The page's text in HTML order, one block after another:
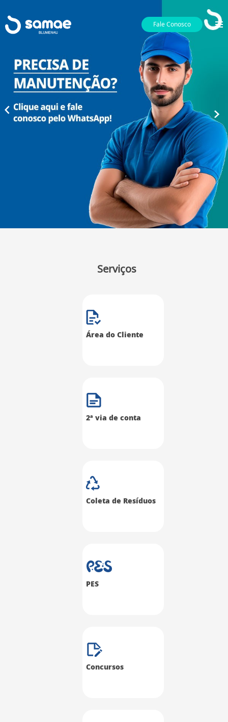
Fale Conosco
Serviços
Área do Cliente
2ª via de conta
Coleta de Resíduos
PES
Concursos